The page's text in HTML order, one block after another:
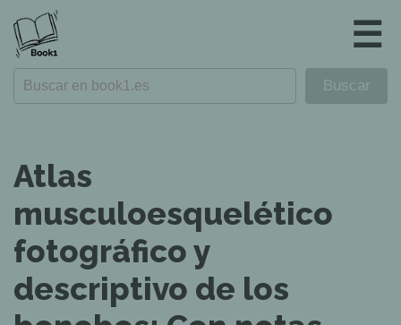
☰
Atlas
musculoesquelético
fotográfico y
descriptivo de los